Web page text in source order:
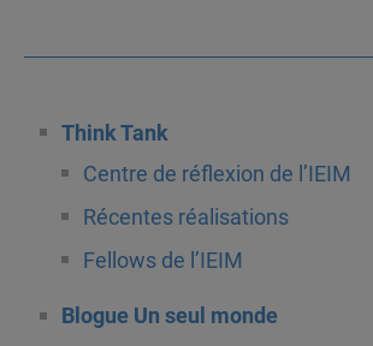
Think Tank
Centre de réflexion de l’IEIM
Récentes réalisations
Fellows de l’IEIM
Blogue Un seul monde